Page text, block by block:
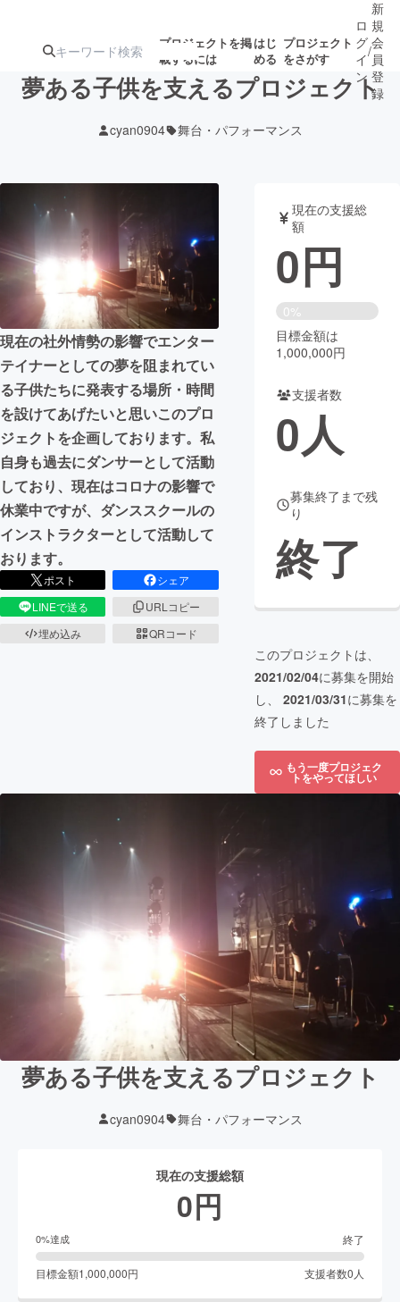
プロジェクトを掲
載するには
はじ
める
プロジェクト
をさがす
アート・写真
テクノロジー・ガジェット ゲーム・サ
映像・映画 書籍・雑誌
ビジネス・起業 チャレンジ
まちづくり・地域活性化
CAMPFIRE for Social Good
CAMPFIRE Creation
CAMPFIREふるさと納税machi-ya コミュニティ
ロ
グ
イ
ン
/
新
規
会
員
登
録
夢ある子供を支えるプロジェクト
cyan0904 舞台・パフォーマンス
現在の社外情勢の影響でエンター
テイナーとしての夢を阻まれてい
る子供たちに発表する場所・時間
を設けてあげたいと思いこのプロ
ジェクトを企画しております。私
自身も過去にダンサーとして活動
しており、現在はコロナの影響で
休業中ですが、ダンススクールの
インストラクターとして活動して
おります。
ポスト
シェア
LINEで送る
URLコピー
埋め込み
QRコード
現在の支援総
額
0円
0%
目標金額は
1,000,000円
支援者数
0人
募集終了まで残
り
終了
このプロジェクトは、
2021/02/04に募集を開始
し、 2021/03/31に募集を
終了しました
もう一度プロジェク
トをやってほしい
夢ある子供を支えるプロジェクト
cyan0904 舞台・パフォーマンス
現在の支援総額
0円
0%達成 終了
目標金額1,000,000円 支援者数0 人